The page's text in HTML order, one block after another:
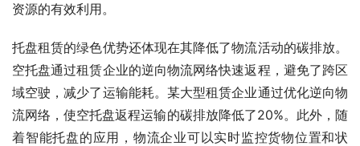
资源的有效利用。
托盘租赁的绿色优势还体现在其降低了物流活动的碳排放。
空托盘通过租赁企业的逆向物流网络快速返程，避免了跨区
域空驶，减少了运输能耗。某大型租赁企业通过优化逆向物
流网络，使空托盘返程运输的碳排放降低了20%。此外，随
着智能托盘的应用，物流企业可以实时监控货物位置和状